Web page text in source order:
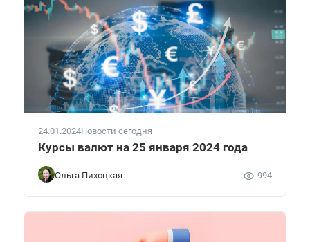
24.01.2024Новости сегодня
Курсы валют на 25 января 2024 года
Ольга Пихоцкая 994